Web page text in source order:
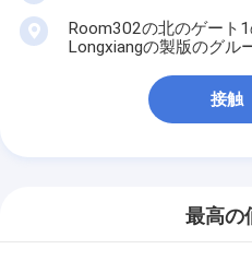
Room302の北のゲート
Longxiangの製版のグル
接触
最高の